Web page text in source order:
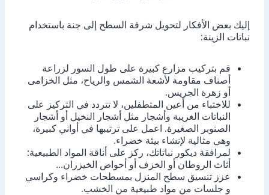
إليك بعض الأفكار لتحويل شرفة السطح إلى جنة باستخدام
نباتات الزينة:
قم بتركيب مزارع كبيرة على طول السور لزراعة
أصناف مقاومة لأشعة الشمس والرياح، مثل الخزامى
أو زهرة الجريس.
للاختباء من أعين المتطفلين، لا تتردد في التركيز على
النباتات الغريبة وأشجار مثل أشجار النخيل أو أشجار
الصنوبر الصغيرة. اعمل على ترتيبها في أواني كبيرة،
وهي مثالية لإنشاء بيئة خضراء.
لمرافقة ديكور نباتاتك، ركز على أناقة المواد الطبيعية:
أثاث الروطان أو الخزف أو أحواض الخيزران…
عزز تنسيق سطح المنزل بمسطحات خضراء وكراسي
و جلسات من مواد طبيعية من الخشب.